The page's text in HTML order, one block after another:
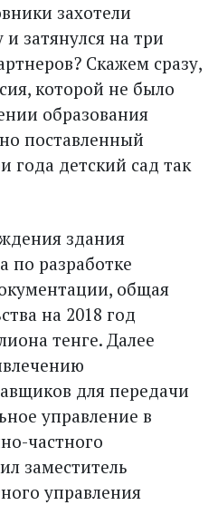
захотели
затянулся на три
Скажем сразу,
которой не было
образования
поставленный
года детский сад так
здания
по разработке
общая
на 2018 год
тенге. Далее
для передачи
управление в
частного
заместитель
управления